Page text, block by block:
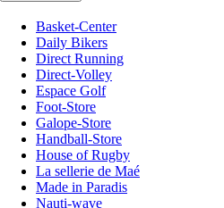
Basket-Center
Daily Bikers
Direct Running
Direct-Volley
Espace Golf
Foot-Store
Galope-Store
Handball-Store
House of Rugby
La sellerie de Maé
Made in Paradis
Nauti-wave